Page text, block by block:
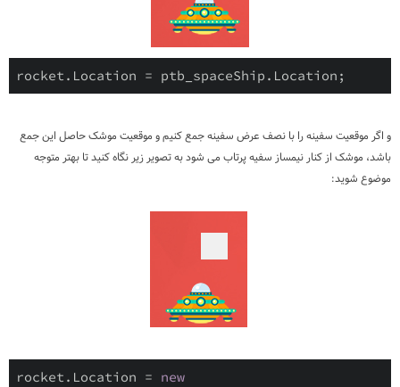
rocket.Location = ptb_spaceShip.Location;
و اگر موقعیت سفینه را با نصف عرض سفینه جمع کنیم و موقعیت موشک حاصل این جمع
باشد، موشک از کنار نیمساز سفیه پرتاب می شود به تصویر زیر نگاه کنید تا بهتر متوجه
موضوع شوید:
rocket.Location = new